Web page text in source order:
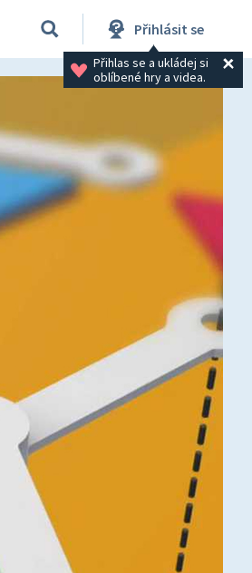
Přihlásit se
Přihlas se a ukládej si
oblíbené hry a videa.